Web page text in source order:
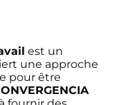
est un
une approche
pour être